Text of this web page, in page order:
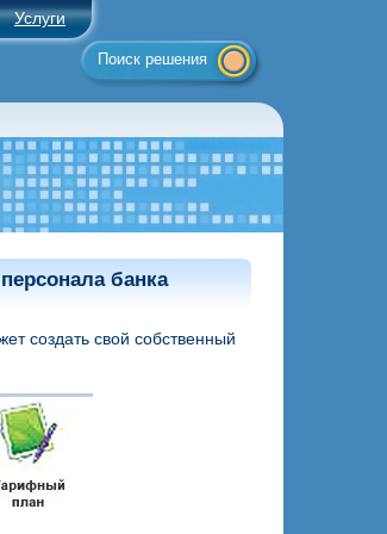
Поиск решения
Услуги
банка
создать свой собственный